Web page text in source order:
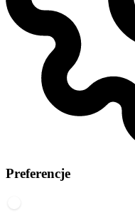
Preferencje